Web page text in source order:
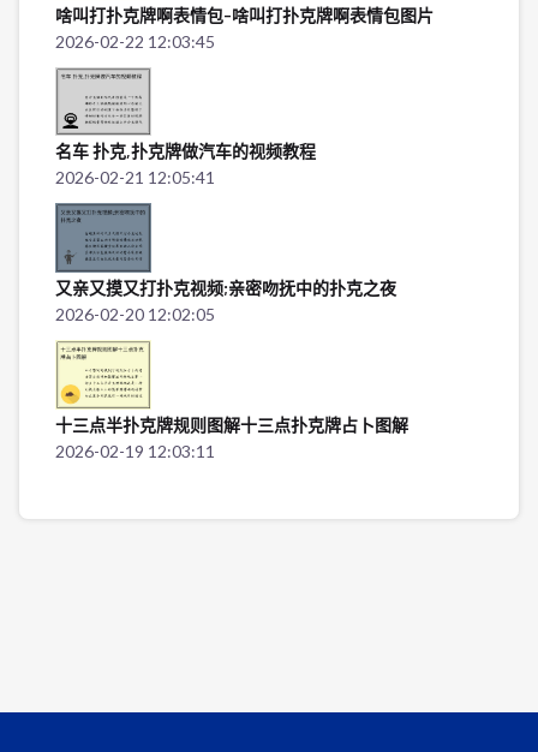
啥叫打扑克牌啊表情包-啥叫打扑克牌啊表情包图片
2026-02-22 12:03:45
名车 扑克,扑克牌做汽车的视频教程
2026-02-21 12:05:41
又亲又摸又打扑克视频;亲密吻抚中的扑克之夜
2026-02-20 12:02:05
十三点半扑克牌规则图解十三点扑克牌占卜图解
2026-02-19 12:03:11